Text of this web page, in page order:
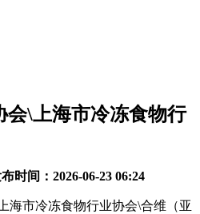
会\上海市冷冻食物行
时间： 2026-06-23 06:24
市冷冻食物行业协会\合维（亚